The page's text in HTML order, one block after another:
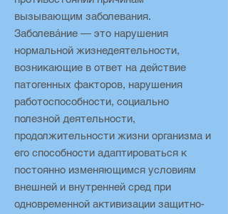
вызывающим заболевания.
Заболева́ние — это нарушения
нормальной жизнедеятельности,
возникающие в ответ на действие
патогенных факторов, нарушения
работоспособности, социально
полезной деятельности,
продолжительности жизни организма и
его способности адаптироваться к
постоянно изменяющимся условиям
внешней и внутренней сред при
одновременной активизации защитно-